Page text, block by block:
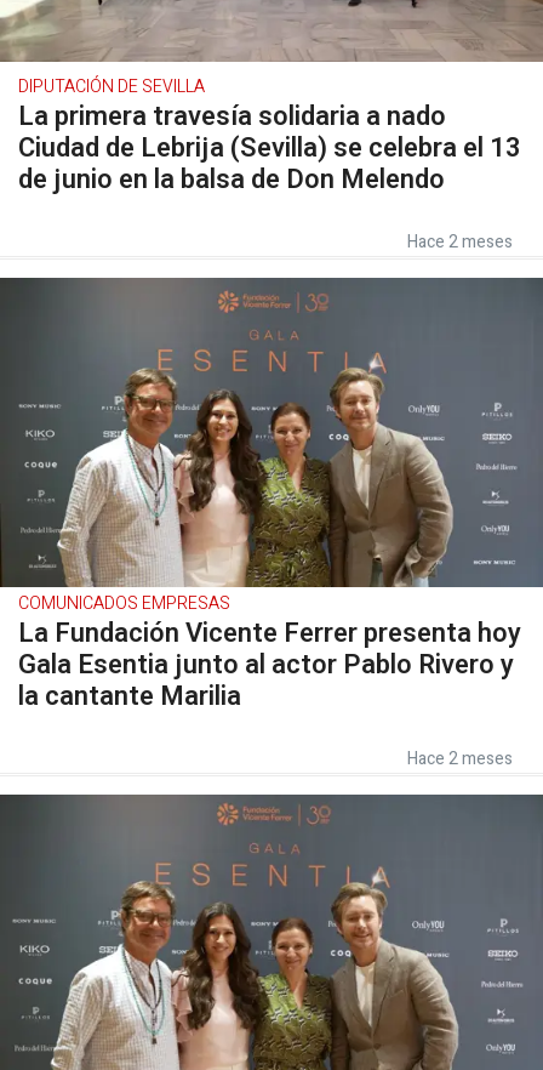
DIPUTACIÓN DE SEVILLA
La primera travesía solidaria a nado
Ciudad de Lebrija (Sevilla) se celebra el 13
de junio en la balsa de Don Melendo
Hace 2 meses
COMUNICADOS EMPRESAS
La Fundación Vicente Ferrer presenta hoy
Gala Esentia junto al actor Pablo Rivero y
la cantante Marilia
Hace 2 meses